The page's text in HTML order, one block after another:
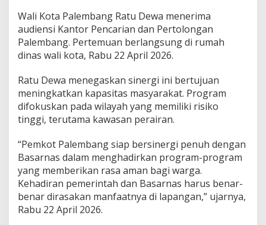
e
n
g
B
a
r
n
a
Wali Kota Palembang Ratu Dewa menerima
audiensi Kantor Pencarian dan Pertolongan
Palembang. Pertemuan berlangsung di rumah
dinas wali kota, Rabu 22 April 2026.
Ratu Dewa menegaskan sinergi ini bertujuan
meningkatkan kapasitas masyarakat. Program
difokuskan pada wilayah yang memiliki risiko
tinggi, terutama kawasan perairan.
“Pemkot Palembang siap bersinergi penuh dengan
Basarnas dalam menghadirkan program-program
yang memberikan rasa aman bagi warga.
Kehadiran pemerintah dan Basarnas harus benar-
benar dirasakan manfaatnya di lapangan,” ujarnya,
Rabu 22 April 2026.